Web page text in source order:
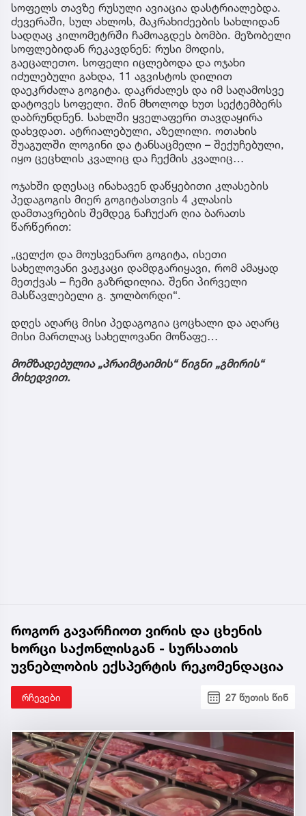
სოფელს თავზე რუსული ავიაცია დასტრიალებდა.
ძევერაში, სულ ახლოს, მაკრახიძეების სახლიდან
სადღაც კილომეტრში ჩამოაგდეს ბომბი. მეზობელი
სოფლებიდან რეკავდნენ: რუსი მოდის,
გაეცალეთო. სოფელი იცლებოდა და ოჯახი
იძულებული გახდა, 11 აგვისტოს დილით
დაეკრძალა გოგიტა. დაკრძალეს და იმ საღამოსვე
დატოვეს სოფელი. შინ მხოლოდ ხუთ სექტემბერს
დაბრუნდნენ. სახლში ყველაფერი თავდაყირა
დახვდათ. ატრიალებული, აზელილი. ოთახის
შუაგულში ლოგინი და ტანსაცმელი – შექუჩებული,
იყო ცეცხლის კვალიც და ჩექმის კვალიც…
ოჯახში დღესაც ინახავენ დაწყებითი კლასების
პედაგოგის მიერ გოგიტასთვის 4 კლასის
დამთავრების შემდეგ ნაჩუქარ ღია ბარათს
წარწერით:
„ცელქო და მოუსვენარო გოგიტა, ისეთი
სახელოვანი ვაჟკაცი დამდგარიყავი, რომ ამაყად
მეთქვას – ჩემი გაზრდილია. შენი პირველი
მასწავლებელი გ. ჯოლბორდი“.
დღეს აღარც მისი პედაგოგია ცოცხალი და აღარც
მისი მართლაც სახელოვანი მოწაფე…
მომზადებულია „პრაიმტაიმის“ წიგნი „გმირის“
მიხედვით.
როგორ გავარჩიოთ ვირის და ცხენის
ხორცი საქონლისგან - სურსათის
უვნებლობის ექსპერტის რეკომენდაცია
რჩევები 27 წუთის წინ